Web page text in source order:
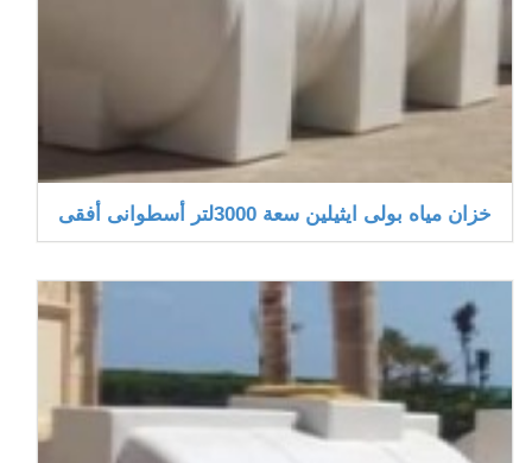
خزان مياه بولى ايثيلين سعة 3000لتر أسطوانى أفقى